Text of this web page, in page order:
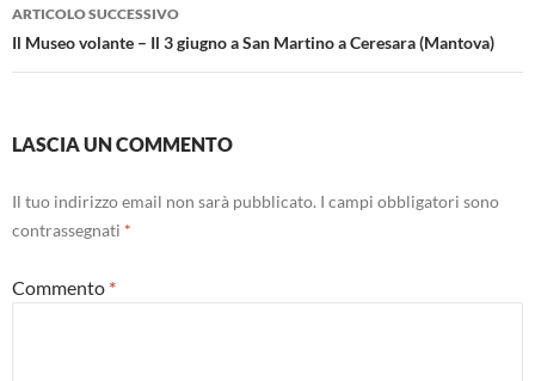
ARTICOLO SUCCESSIVO
Il Museo volante – Il 3 giugno a San Martino a Ceresara (Mantova)
LASCIA UN COMMENTO
Il tuo indirizzo email non sarà pubblicato. I campi obbligatori sono
contrassegnati *
Commento *